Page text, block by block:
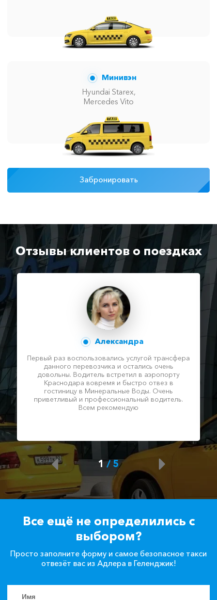
Минивэн
Hyundai Starex,
Mercedes Vito
Забронировать
Отзывы клиентов о поездках
Александра
Первый раз воспользовались услугой трансфера
данного перевозчика и остались очень
довольны. Водитель встретил в аэропорту
Краснодара вовремя и быстро отвез в
гостиницу в Минеральные Воды. Очень
приветливый и профессиональный водитель.
Всем рекомендую
1/ 5
Все ещё не определились с
выбором?
Просто заполните форму и самое безопасное такси
отвезёт вас из Адлера в Геленджик!